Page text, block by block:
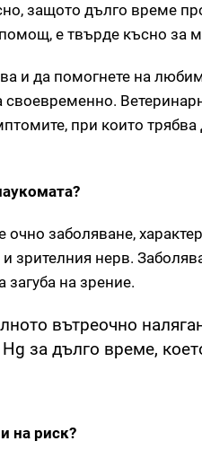
защото дълго време
е твърде късно за
и да помогнете на
своевременно.
при които
очно заболяване,
зрителния нерв.
на зрение.
вътреочно
за дълго време,
на риск?